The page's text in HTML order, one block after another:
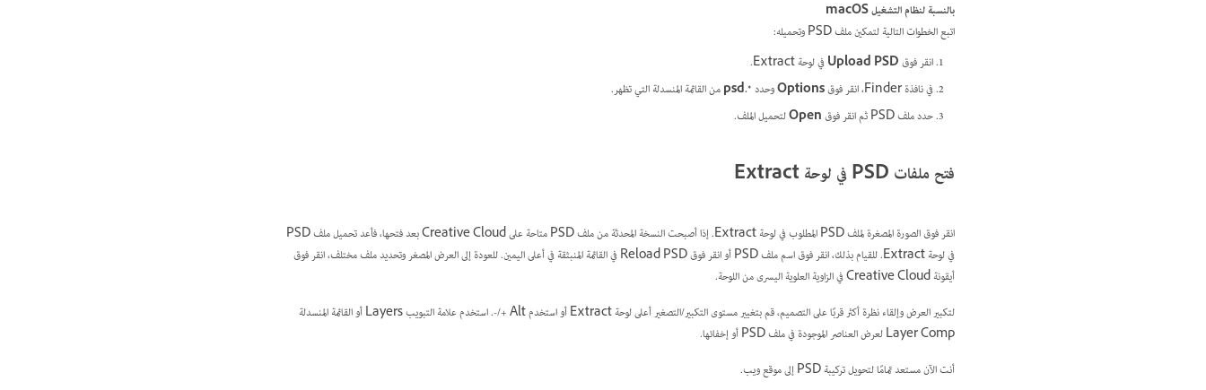
بالنسبة لنظام التشغيل macOS
اتبع الخطوات التالية لتمكين ملف PSD وتحميله:
انقر فوق
في لوحة Extract.
في نافذة Finder، انقر فوق
Optionsوحدد*.psd
من القائمة المنسدلة التي تظهر.
حدد ملف PSD ثم انقر فوق
Openلتحميل الملف.
فتح ملفات PSD في لوحة Extract
انقر فوق الصورة المصغرة لملف PSD المطلوب في لوحة Extract. إذا أصبحت النسخة المحدثة من ملف PSD متاحة على Creative Cloud بعد فتحها، فأعد تحميل ملف PSD
في لوحة Extract. للقيام بذلك، انقر فوق اسم ملف PSD أو انقر فوق Reload PSD في القائمة المنبثقة في أعلى اليمين. للعودة إلى العرض المصغر وتحديد ملف مختلف، انقر فوق
أيقونة Creative Cloud في الزاوية العلوية اليسرى من اللوحة.
لتكبير العرض وإلقاء نظرة أكثر قربًا على التصميم، قم بتغيير مستوى التكبير/التصغير أعلى لوحة Extract أو استخدم Alt +/-. استخدم علامة التبويب Layers أو القائمة المنسدلة
Layer Comp لعرض العناصر الموجودة في ملف PSD أو إخفائها.
أنت الآن مستعد تمامًا لتحويل تركيبة PSD إلى موقع ويب.